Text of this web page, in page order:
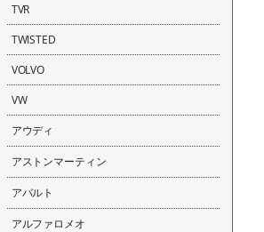
TVR
TWISTED
VOLVO
VW
アウディ
アストンマーティン
アバルト
アルファロメオ